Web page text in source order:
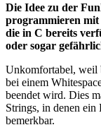
Die Idee zu der
programmieren
die in C bereits
oder sogar
Unkomfortabel, weil
bei einem
beendet wird. Dies
Strings, in denen ein
bemerkbar.